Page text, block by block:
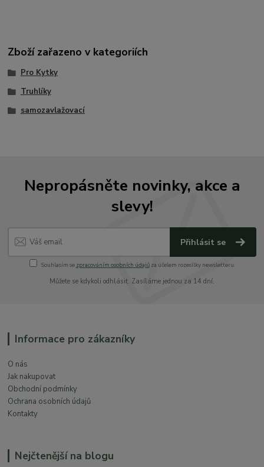
Zboží zařazeno v kategoriích
Pro Kytky
Truhlíky
samozavlažovací
Nepropásněte novinky, akce a
slevy!
Přihlásit se
Souhlasím se zpracováním osobních údajůza účelem rozesílky newsletteru.
Můžete se kdykoli odhlásit. Zasíláme jednou za 14 dní.
Informace pro zákazníky
O nás
Jak nakupovat
Obchodní podmínky
Ochrana osobních údajů
Kontakty
Nejčtenější na blogu